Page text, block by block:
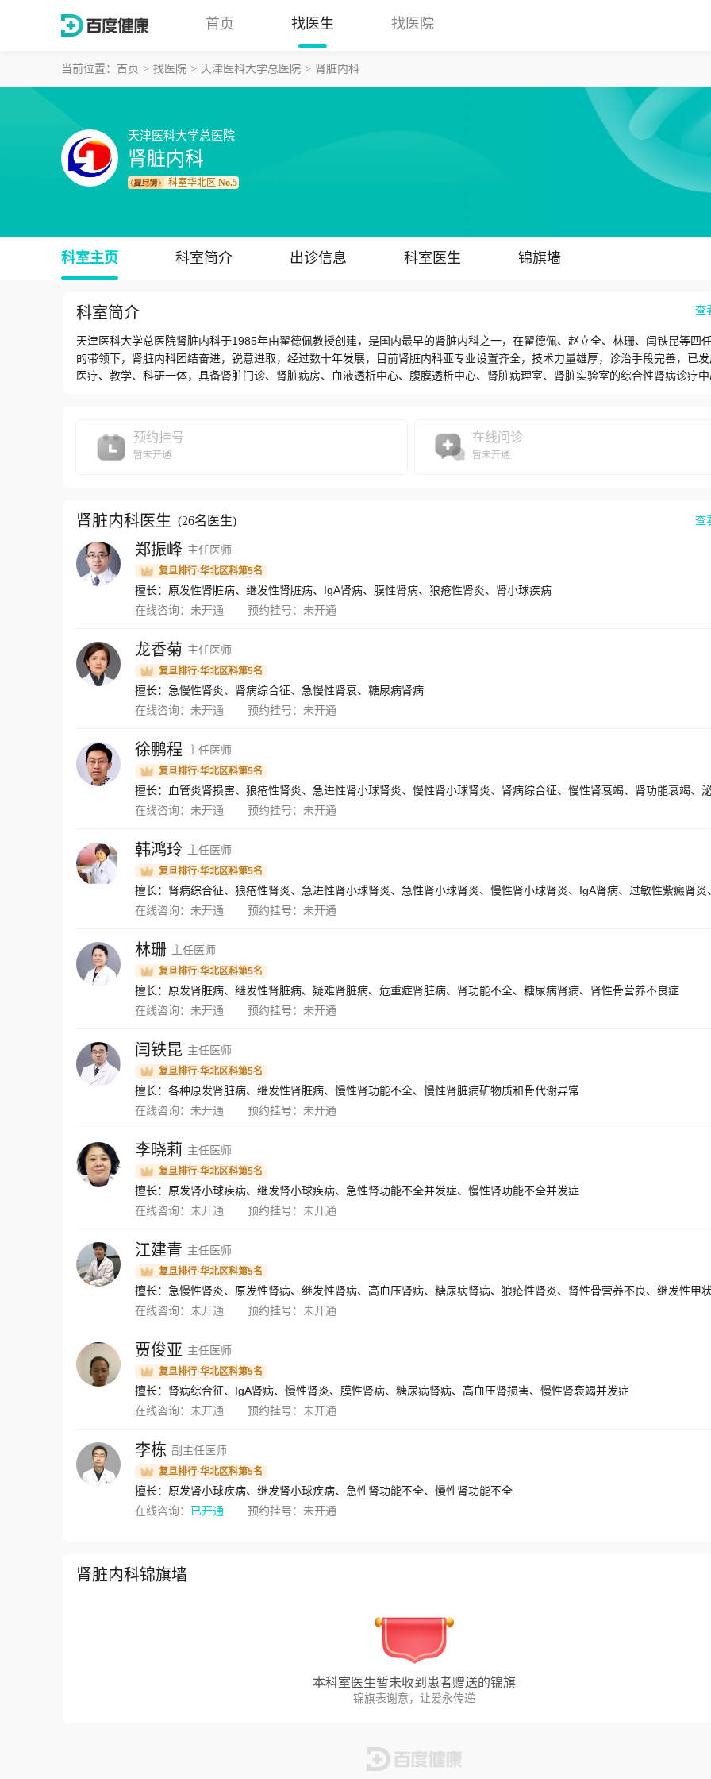
首页 找医生 找医院
当前位置： 首页 找医院 天津医科大学总医院 肾脏内科
天津医科大学总医院
肾脏内科
科室华北区 No.5
科室主页 科室简介 出诊信息 科室医生 锦旗墙
科室简介 查
天津医科大学总医院肾脏内科于1985年由翟德佩教授创建，是国内最早的肾脏内科之一，在翟德佩、赵立全、林珊、闫铁昆等四
的带领下，肾脏内科团结奋进，锐意进取，经过数十年发展，目前肾脏内科亚专业设置齐全，技术力量雄厚，诊治手段完善，已
医疗、教学、科研一体，具备肾脏门诊、肾脏病房、血液透析中心、腹膜透析中心、肾脏病理室、肾脏实验室的综合性肾病诊疗中
心严格执行SOP，管理规范，连续多年被天津市血液净化质控中心评为优秀单位。2015年8月，天津医科大学总医院空港医院血液
心建立，开放透析床位42张，占地面积1,200平方米。除血液透析外，腹膜透析工作发展迅速，目前有50名长期在透患者。同时，
医院的综合实力，肾脏内科与多个兄弟科室合作，开展多学科综合治疗；与DSA室、血管外科联合开展动静脉瘘闭塞球囊扩张术；
人，护士60人，技师2人，其中具有高级职称人员10人，博士研究生导师1人，硕士研究生导师3人。肾脏内科通过培养和引进，形
大学卓越之星1人，天津医科大学新世纪人才3人，天津医科大学青年技术骨干3人。在科研方面，科室在CKD-MBD、糖尿病肾病及
相关性系统性血管炎肾损害等方面进行了系列临床及基础研究，先后承担国家自然科学基金7项，省部级课题18项，发表SCI论文
中华系列杂志论文40余篇。在教学方面，肾脏内科是天津医科大学肾病专业博士及硕士授权点，还承担天津医科大学国际学院、七
科学肾病部分的理论授课及临床带教工作，同时也是天津市住院医师规范化培训基地，此外每年还接受外地和外单位医师专科进修
预约挂号
暂未开通
在线问诊
暂未开通
肾脏内科医生 (26名医生) 查
郑振峰 主任医师
复旦排行·华北区科第5名
擅长：原发性肾脏病、继发性肾脏病、IgA肾病、膜性肾病、狼疮性肾炎、肾小球疾病
在线咨询： 未开通 预约挂号： 未开通
龙香菊 主任医师
复旦排行·华北区科第5名
擅长：急慢性肾炎、肾病综合征、急慢性肾衰、糖尿病肾病
在线咨询： 未开通 预约挂号： 未开通
徐鹏程 主任医师
复旦排行·华北区科第5名
在线咨询： 未开通 预约挂号： 未开通
韩鸿玲 主任医师
复旦排行·华北区科第5名
在线咨询： 未开通 预约挂号： 未开通
林珊 主任医师
复旦排行·华北区科第5名
擅长：原发肾脏病、继发性肾脏病、疑难肾脏病、危重症肾脏病、肾功能不全、糖尿病肾病、肾性骨营养不良症
在线咨询： 未开通 预约挂号： 未开通
闫铁昆 主任医师
复旦排行·华北区科第5名
擅长：各种原发肾脏病、继发性肾脏病、慢性肾功能不全、慢性肾脏病矿物质和骨代谢异常
在线咨询： 未开通 预约挂号： 未开通
李晓莉 主任医师
复旦排行·华北区科第5名
擅长：原发肾小球疾病、继发肾小球疾病、急性肾功能不全并发症、慢性肾功能不全并发症
在线咨询： 未开通 预约挂号： 未开通
江建青 主任医师
复旦排行·华北区科第5名
在线咨询： 未开通 预约挂号： 未开通
贾俊亚 主任医师
复旦排行·华北区科第5名
擅长：肾病综合征、IgA肾病、慢性肾炎、膜性肾病、糖尿病肾病、高血压肾损害、慢性肾衰竭并发症
在线咨询： 未开通 预约挂号： 未开通
李栋 副主任医师
复旦排行·华北区科第5名
擅长：原发肾小球疾病、继发肾小球疾病、急性肾功能不全、慢性肾功能不全
在线咨询： 已开通 预约挂号： 未开通
肾脏内科锦旗墙
本科室医生暂未收到患者赠送的锦旗
锦旗表谢意，让爱永传递